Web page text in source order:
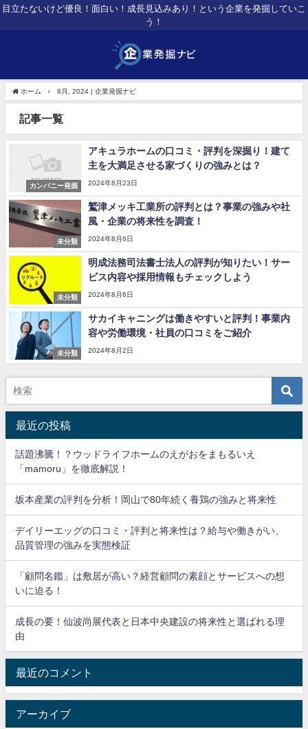
目立たないけど優良！面白い！成長見込みあり！という企業を発掘していこ
う！
ホーム 8月, 2024 | 企業発掘ナビ
記事一覧
カンパニー発掘
アキュラホームの口コミ・評判を深掘り！建て
主を大満足させる家づくりの強みとは？
2024年8月23日
未分類
鷲津メッキ工業所の評判とは？事業の強みや社
風・企業の将来性を調査！
2024年8月6日
未分類
明成法務司法書士法人の評判が知りたい！サー
ビス内容や採用情報もチェックしよう
2024年8月6日
未分類
サカイキャニングは働きやすいと評判！事業内
容や労働環境・社員の口コミをご紹介
2024年8月2日
最近の投稿
話題沸騰！？ウッドライフホームのえがおをまもるいえ
「mamoru」を徹底解説！
坂本産業の評判を分析！岡山で80年続く養鶏の強みと将来性
デイリーエッグの口コミ・評判と将来性は？給与や働きがい、
品質管理の強みを実態検証
「顧問名鑑」は敷居が高い？経営顧問の素顔とサービスへの想
いに迫る！
成長の要！仙波尚展代表と日本中央建設の将来性と選ばれる理
由
最近のコメント
アーカイブ